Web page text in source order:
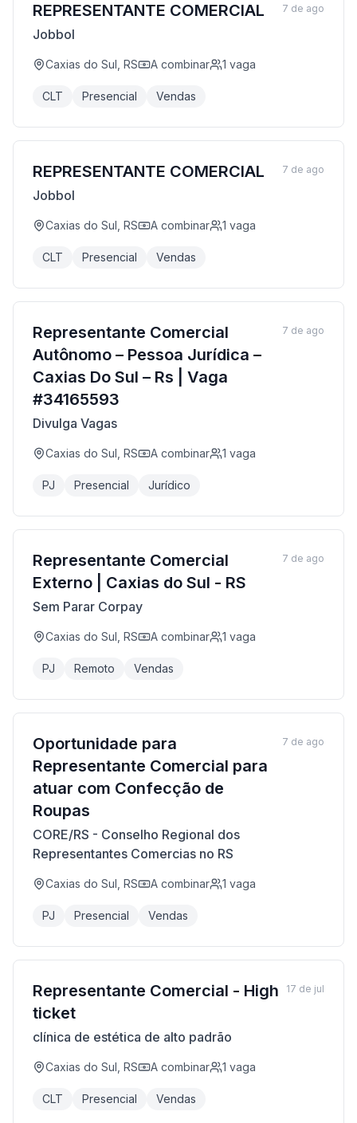
REPRESENTANTE COMERCIAL
Jobbol
Caxias do Sul, RS A combinar 1 vaga
CLT Presencial Vendas
7 de ago
REPRESENTANTE COMERCIAL
Jobbol
Caxias do Sul, RS A combinar 1 vaga
CLT Presencial Vendas
7 de ago
Representante Comercial
Autônomo – Pessoa Jurídica –
Caxias Do Sul – Rs | Vaga
#34165593
Divulga Vagas
Caxias do Sul, RS A combinar 1 vaga
PJ Presencial Jurídico
7 de ago
Representante Comercial
Externo | Caxias do Sul - RS
Sem Parar Corpay
Caxias do Sul, RS A combinar 1 vaga
PJ Remoto Vendas
7 de ago
Oportunidade para
Representante Comercial para
atuar com Confecção de
Roupas
CORE/RS - Conselho Regional dos
Representantes Comercias no RS
Caxias do Sul, RS A combinar 1 vaga
PJ Presencial Vendas
7 de ago
Representante Comercial - High
ticket
clínica de estética de alto padrão
Caxias do Sul, RS A combinar 1 vaga
CLT Presencial Vendas
17 de jul